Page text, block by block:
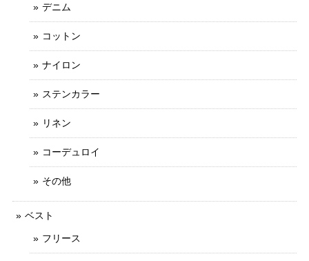
デニム
コットン
ナイロン
ステンカラー
リネン
コーデュロイ
その他
ベスト
フリース